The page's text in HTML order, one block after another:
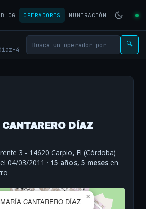
BLOG OPERADORES NUMERACIÓN
4
🔍
DÍAZ
3 - 14620 Carpio, El (Córdoba)
04/03/2011 · 15 años, 5 meses en
CANTARERO DÍAZ
×